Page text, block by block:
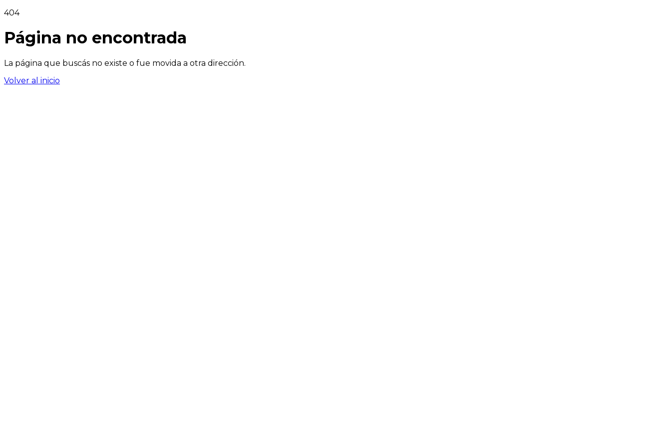
404
Página no encontrada
La página que buscás no existe o fue movida a otra dirección.
Volver al inicio